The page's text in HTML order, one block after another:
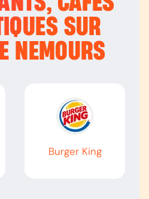
SUR
NEMOURS
Burger King